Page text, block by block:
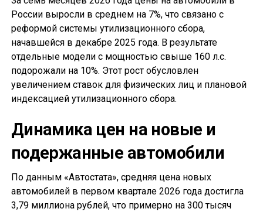
России выросли в среднем на 7%, что связано с
реформой системы утилизационного сбора,
начавшейся в декабре 2025 года. В результате
отдельные модели с мощностью свыше 160 л.с.
подорожали на 10%. Этот рост обусловлен
увеличением ставок для физических лиц и плановой
индексацией утилизационного сбора.
Динамика цен на новые и
подержанные автомобили
По данным «Автостата», средняя цена новых
автомобилей в первом квартале 2026 года достигла
3,79 миллиона рублей, что примерно на 300 тысяч